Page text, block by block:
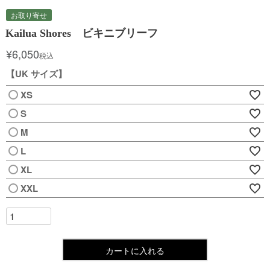
お取り寄せ
Kailua Shores ビキニブリーフ
¥6,050税込
【UK サイズ】
XS
S
M
L
XL
XXL
カートに入れる